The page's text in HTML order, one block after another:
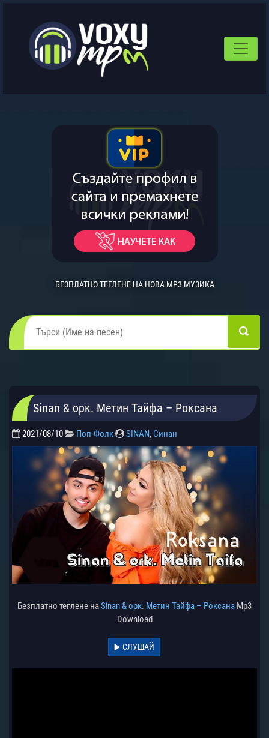
БЕЗПЛАТНО ТЕГЛЕНЕ НА НОВА MP3 МУЗИКА
Sinan & орк. Метин Тайфа – Роксана
2021/08/10 Поп-Фолк SINAN, Синан
Безплатно теглене наSinan & орк. Метин Тайфа – Роксана Mp3
Download
СЛУШАЙ